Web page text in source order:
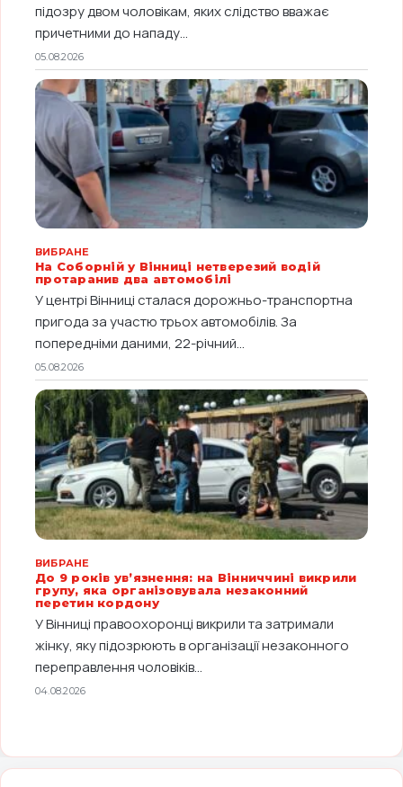
підозру двом чоловікам, яких слідство вважає
причетними до нападу...
05.08.2026
ВИБРАНЕ
На Соборній у Вінниці нетверезий водій
протаранив два автомобілі
У центрі Вінниці сталася дорожньо-транспортна
пригода за участю трьох автомобілів. За
попередніми даними, 22-річний...
05.08.2026
ВИБРАНЕ
До 9 років ув’язнення: на Вінниччині викрили
групу, яка організовувала незаконний
перетин кордону
У Вінниці правоохоронці викрили та затримали
жінку, яку підозрюють в організації незаконного
переправлення чоловіків...
04.08.2026